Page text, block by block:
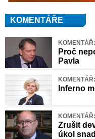
KOMENTÁŘE
KOMENTÁŘ:
Proč
Pavla
KOMENTÁŘ:
Inferno
KOMENTÁŘ:
Zrušit
úkol